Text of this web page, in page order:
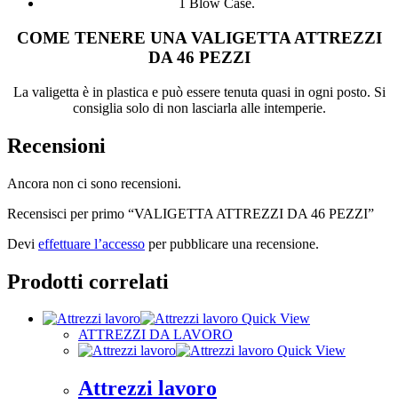
1 Blow Case.
COME TENERE UNA VALIGETTA ATTREZZI
DA 46 PEZZI
La valigetta è in plastica e può essere tenuta quasi in ogni posto. Si
consiglia solo di non lasciarla alle intemperie.
Recensioni
Ancora non ci sono recensioni.
Recensisci per primo “VALIGETTA ATTREZZI DA 46 PEZZI”
Devi effettuare l’accesso per pubblicare una recensione.
Prodotti correlati
Quick View
ATTREZZI DA LAVORO
Quick View
Attrezzi lavoro